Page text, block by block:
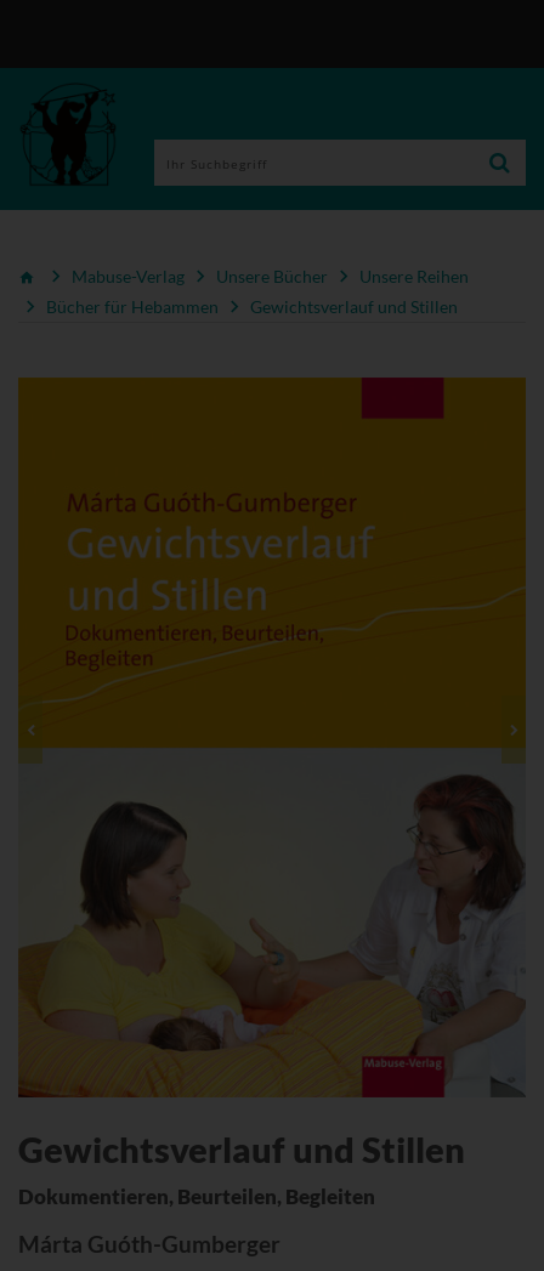
Mabuse-Verlag Unsere Bücher
Unsere Reihen
Bücher für Hebammen
Gewichtsverlauf und Stillen
Gewichtsverlauf und Stillen
Dokumentieren, Beurteilen, Begleiten
Márta Guóth-Gumberger